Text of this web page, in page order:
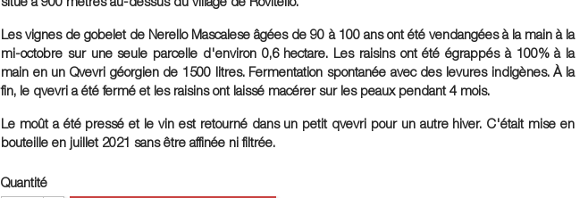
Les vignes de gobelet de Nerello Mascalese âgées de 90 à 100 ans ont été vendangées à la main à la
mi-octobre sur une seule parcelle d'environ 0,6 hectare. Les raisins ont été égrappés à 100% à la
main en un Qvevri géorgien de 1500 litres. Fermentation spontanée avec des levures indigènes. À la
fin, le qvevri a été fermé et les raisins ont laissé macérer sur les peaux pendant4 mois.
Le moût a été pressé et le vin est retourné dans un petit qvevri pour un autre hiver. C'était mise en
bouteille en juillet 2021 sans être affinée ni filtrée.
Quantité